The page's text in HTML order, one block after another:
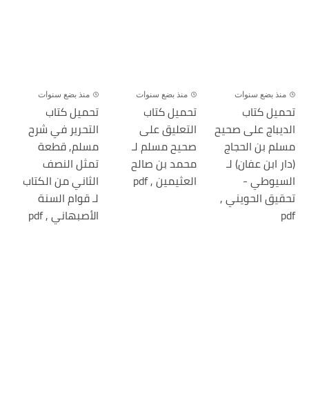
منذ بضع سنوات
تحميل كتاب
الديباج على صحيح
مسلم بن الحجاج
(دار ابن عفان) لـ
السيوطي -
تحقيق الحويني ,
pdf
منذ بضع سنوات
تحميل كتاب
التعليق على
صحيح مسلم لـ
محمد بن صالح
العثيمين , pdf
منذ بضع سنوات
تحميل كتاب
التحرير في شرح
مسلم, قطعة
تمثل النصف
الثاني من الكتاب
لـ قوام السنة
الأصبهاني , pdf